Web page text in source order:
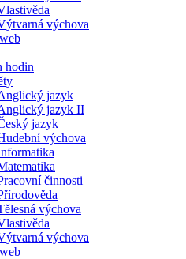
výchova
hodin
jazyk
jazyk II
jazyk
výchova
činnosti
výchova
výchova